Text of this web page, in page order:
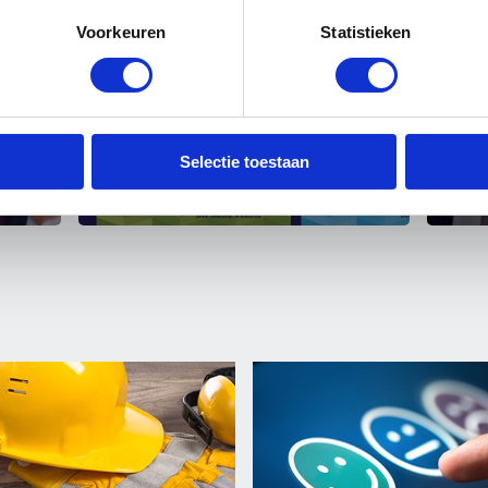
Voorkeuren Statistieken
Selectie toestaan
17 maart 2026
Met de campagne ‘Opeens weet
je wat je wil’ richt
Schildersvakopleiding zich op
aantrekken van jonge leerlingen
06
en